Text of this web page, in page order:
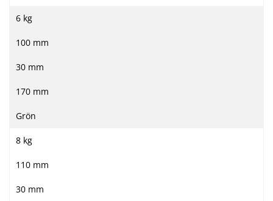
6 kg
100 mm
30 mm
170 mm
Grön
8 kg
110 mm
30 mm